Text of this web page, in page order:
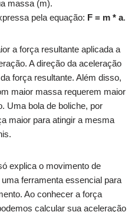
massa (m).
pela equação: F = m * a.
a força resultante aplicada a
A direção da aceleração
força resultante. Além disso,
maior massa requerem maior
Uma bola de boliche, por
maior para atingir a mesma
explica o movimento de
ferramenta essencial para
Ao conhecer a força
calcular sua aceleração